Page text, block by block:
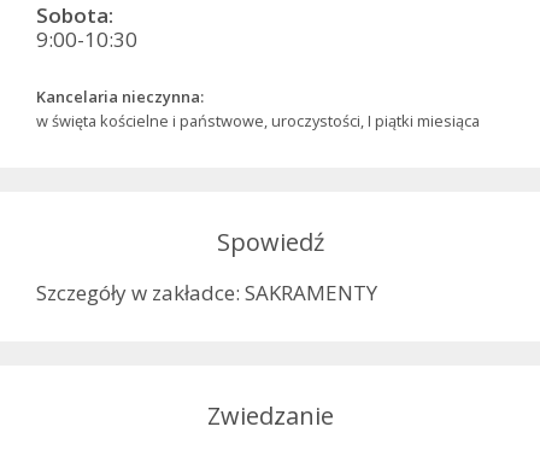
Sobota:
9:00-10:30
Kancelaria nieczynna:
w święta kościelne i państwowe, uroczystości, I piątki miesiąca
Spowiedź
Szczegóły w zakładce: SAKRAMENTY
Zwiedzanie